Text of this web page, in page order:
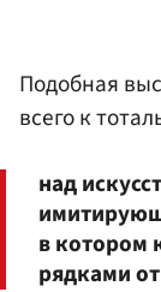
Подобная
всего к
над
в котором
рядками